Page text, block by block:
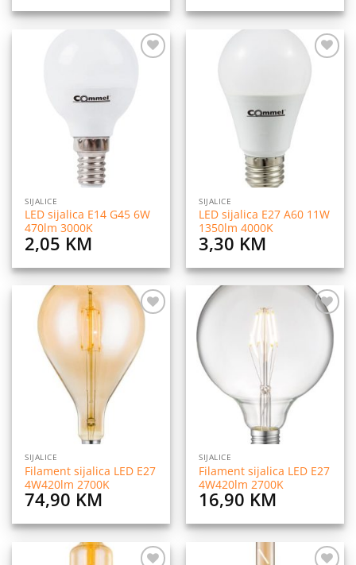
SIJALICE
LED sijalica E14 G45 6W
470lm 3000K
2,05 KM
SIJALICE
LED sijalica E27 A60 11W
1350lm 4000K
3,30 KM
na
listu
SIJALICE
Filament sijalica LED E27
4W420lm 2700K
74,90 KM
Dodaj
listu
želja
SIJALICE
Filament sijalica LED E27
4W420lm 2700K
16,90 KM